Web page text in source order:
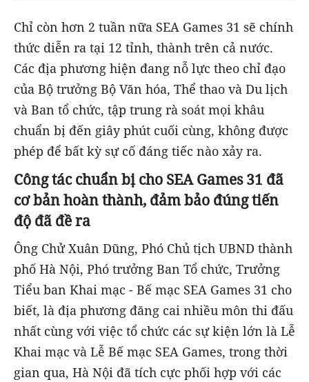
Chỉ còn hơn 2 tuần nữa SEA Games 31 sẽ chính
thức diễn ra tại 12 tỉnh, thành trên cả nước.
Các địa phương hiện đang nỗ lực theo chỉ đạo
của Bộ trưởng Bộ Văn hóa, Thể thao và Du lịch
và Ban tổ chức, tập trung rà soát mọi khâu
chuẩn bị đến giây phút cuối cùng, không được
phép để bất kỳ sự cố đáng tiếc nào xảy ra.
Công tác chuẩn bị cho SEA Games 31 đã
cơ bản hoàn thành, đảm bảo đúng tiến
độ đã đề ra
Ông Chử Xuân Dũng, Phó Chủ tịch UBND thành
phố Hà Nội, Phó trưởng Ban Tổ chức, Trưởng
Tiểu ban Khai mạc - Bế mạc SEA Games 31 cho
biết, là địa phương đăng cai nhiều môn thi đấu
nhất cùng với việc tổ chức các sự kiện lớn là Lễ
Khai mạc và Lễ Bế mạc SEA Games, trong thời
gian qua, Hà Nội đã tích cực phối hợp với các